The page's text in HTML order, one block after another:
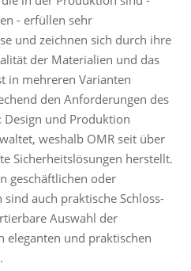
- erfüllen sehr
und zeichnen sich durch ihre
der Materialien und das
in mehreren Varianten
den Anforderungen des
Design und Produktion
weshalb OMR seit über
Sicherheitslösungen herstellt.
geschäftlichen oder
auch praktische Schloss-
Auswahl der
eleganten und praktischen